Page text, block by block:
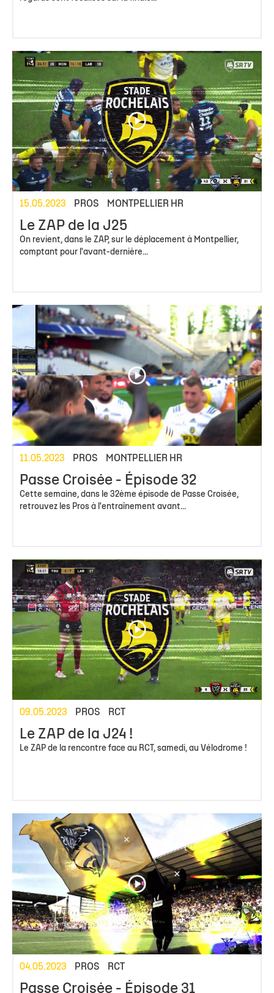
15.05.2023 PROS MONTPELLIER HR
Le ZAP de la J25
On revient, dans le ZAP, sur le déplacement à Montpellier,
comptant pour l'avant-dernière...
11.05.2023 PROS MONTPELLIER HR
Passe Croisée - Épisode 32
Cette semaine, dans le 32ème épisode de Passe Croisée,
retrouvez les Pros à l'entraînement avant...
09.05.2023 PROS RCT
Le ZAP de la J24 !
Le ZAP de la rencontre face au RCT, samedi, au Vélodrome !
04.05.2023 PROS RCT
Passe Croisée - Épisode 31